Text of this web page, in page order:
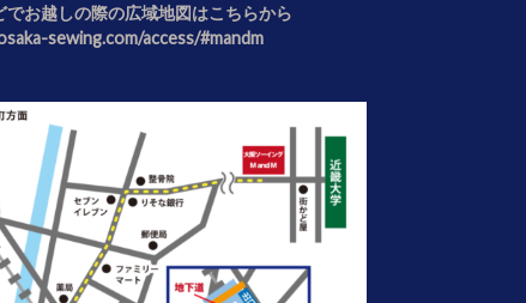
でお越しの際の広域地図はこちらから
sewing.com/access/#mandm